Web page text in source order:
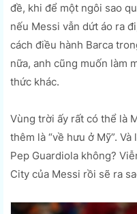
đề, khi để một ngôi sao
nếu Messi vẫn dứt áo ra
cách điều hành Barca
nữa, anh cũng muốn làm
thức khác.
Vùng trời ấy rất có thể là
thêm là “về hưu ở Mỹ”.
Pep Guardiola không?
City của Messi rồi sẽ ra